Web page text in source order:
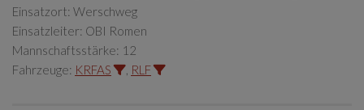
Einsatzort: Werschweg
Einsatzleiter: OBI Romen
Mannschaftsstärke: 12
Fahrzeuge: KRFAS RLF